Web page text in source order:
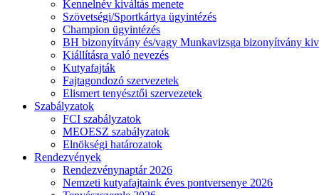
Kennelnév kiváltás menete
Szövetségi/Sportkártya ügyintézés
Champion ügyintézés
BH bizonyítvány és/vagy Munkavizsga bizonyítvány
Kiállításra való nevezés
Kutyafajták
Fajtagondozó szervezetek
Elismert tenyésztői szervezetek
Szabályzatok
FCI szabályzatok
MEOESZ szabályzatok
Elnökségi határozatok
Rendezvények
Rendezvénynaptár 2026
Nemzeti kutyafajtaink éves pontversenye 2026